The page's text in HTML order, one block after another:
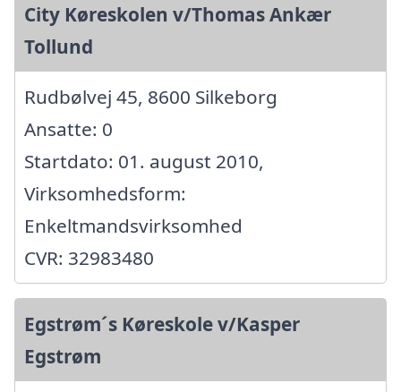
City Køreskolen v/Thomas Ankær
Tollund
Rudbølvej 45, 8600 Silkeborg
Ansatte: 0
Startdato: 01. august 2010,
Virksomhedsform:
Enkeltmandsvirksomhed
CVR: 32983480
Egstrøm´s Køreskole v/Kasper
Egstrøm